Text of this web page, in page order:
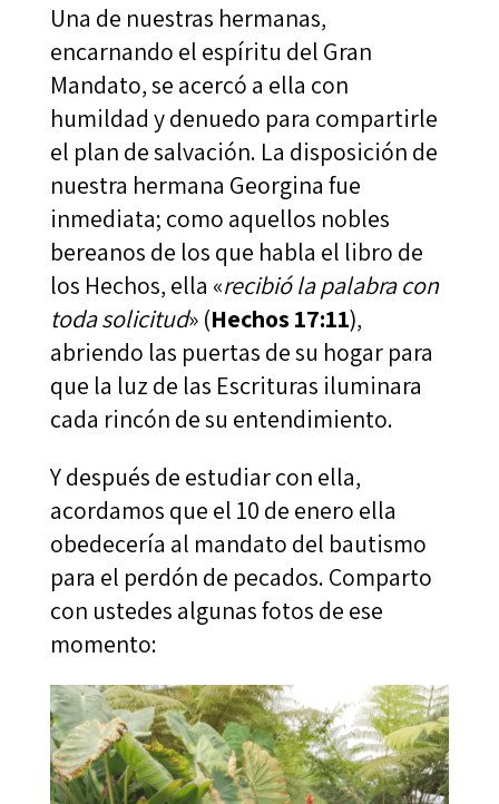
Una de nuestras hermanas,
encarnando el espíritu del Gran
Mandato, se acercó a ella con
humildad y denuedo para compartirle
el plan de salvación. La disposición de
nuestra hermana Georgina fue
inmediata; como aquellos nobles
bereanos de los que habla el libro de
los Hechos, ella «recibió la palabra con
toda solicitud» (Hechos 17:11),
abriendo las puertas de su hogar para
que la luz de las Escrituras iluminara
cada rincón de su entendimiento.
Y después de estudiar con ella,
acordamos que el 10 de enero ella
obedecería al mandato del bautismo
para el perdón de pecados. Comparto
con ustedes algunas fotos de ese
momento: